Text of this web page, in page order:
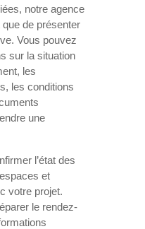
notre agence
de présenter
Vous pouvez
sur la situation
les
les conditions
une
l’état des
et
votre projet.
le rendez-